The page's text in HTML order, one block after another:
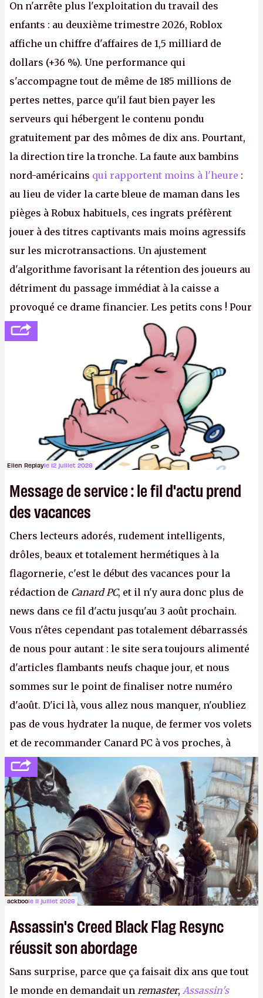
On n'arrête plus l'exploitation du travail des
enfants : au deuxième trimestre 2026, Roblox
affiche un chiffre d'affaires de 1,5 milliard de
dollars (+36 %). Une performance qui
s'accompagne tout de même de 185 millions de
pertes nettes, parce qu'il faut bien payer les
serveurs qui hébergent le contenu pondu
gratuitement par des mômes de dix ans. Pourtant,
la direction tire la tronche. La faute aux bambins
nord-américains qui rapportent moins à l'heure :
au lieu de vider la carte bleue de maman dans les
pièges à Robux habituels, ces ingrats préfèrent
jouer à des titres captivants mais moins agressifs
sur les microtransactions. Un ajustement
d'algorithme favorisant la rétention des joueurs au
détriment du passage immédiat à la caisse a
provoqué ce drame financier. Les petits cons ! Pour
se consoler, le PDG David Baszucki peut compter
sur le déblocage du jeu en Russie et l'explosion des
joueurs majeurs (+32 %). L'avenir appartient donc
aux adultes, qui ne sont jamais que des enfants
avec du pouvoir d'achat.P.
Ellen Replayle 12 juillet 2026
Message de service : le fil d'actu prend
des vacances
Chers lecteurs adorés, rudement intelligents,
drôles, beaux et totalement hermétiques à la
flagornerie, c'est le début des vacances pour la
rédaction de Canard PC, et il n'y aura donc plus de
news dans ce fil d'actu jusqu'au 3 août prochain.
Vous n'êtes cependant pas totalement débarrassés
de nous pour autant : le site sera toujours alimenté
d'articles flambants neufs chaque jour, et nous
sommes sur le point de finaliser notre numéro
d'août. D'ici là, vous allez nous manquer, n'oubliez
pas de vous hydrater la nuque, de fermer vos volets
et de recommander Canard PC à vos proches, à
votre famille et aux inconnus que vous croisez
dans la rue. Bon été à tous ! –ER.
ackboole 11 juillet 2026
Assassin's Creed Black Flag Resync
réussit son abordage
Sans surprise, parce que ça faisait dix ans que tout
le monde en demandait un remaster, Assassin's